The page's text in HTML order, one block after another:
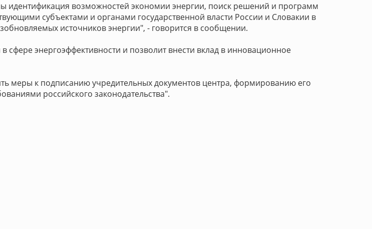
идентификация возможностей экономии энергии, поиск решений и программ
субъектами и органами государственной власти России и Словакии в
источников энергии", - говорится в сообщении.
энергоэффективности и позволит внести вклад в инновационное
меры к подписанию учредительных документов центра, формированию его
российского законодательства".